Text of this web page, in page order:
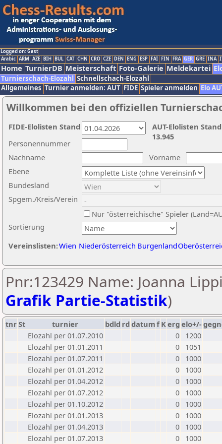
Logged on: Gast
Arabic ARM AZE BIH BUL CAT CHN CRO CZE DEN ENG ESP FAI FIN FRA GER GRE INA
Home TurnierDB Meisterschaft Foto-Galerie Meldekartei
Turnierschach-Elozahl Schnellschach-Elozahl
Allgemeines Turnier anmelden: AUT FIDE Spieler anmelden Elo
Willkommen bei den offiziellen
Nachname
Vorname
Ebene
Sortierung
Personennummer
Bundesland
Spgem./Kreis/Verein
Nur "österreichische" Spieler
Vereinslisten:Wien Niederösterreich Burgenland
AUT-Elolisten
13.945
FIDE-Elolisten Stand
Pnr:123429 Name: Joanna
Grafik Partie-Statistik)
tnrSt turnier bdld rd datumf Kerg elo+/-
Elozahl per 01.07.2010
0
1200
Elozahl per 01.01.2011
0
1051
Elozahl per 01.07.2011
0
1000
Elozahl per 01.01.2012
0
1000
Elozahl per 01.04.2012
0
1000
Elozahl per 01.07.2012
0
1000
Elozahl per 01.10.2012
0
1000
Elozahl per 01.01.2013
0
1000
Elozahl per 01.04.2013
0
1000
Elozahl per 01.07.2013
0
1000